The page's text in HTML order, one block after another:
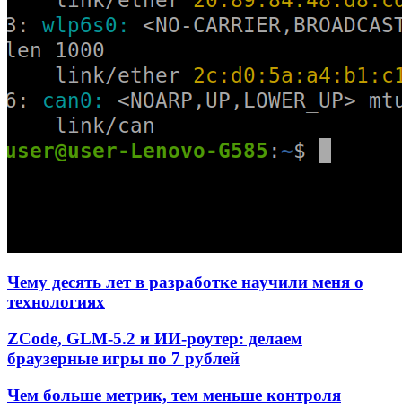
Чему десять лет в разработке научили меня о
технологиях
ZCode, GLM-5.2 и ИИ-роутер: делаем
браузерные игры по 7 рублей
Чем больше метрик, тем меньше контроля